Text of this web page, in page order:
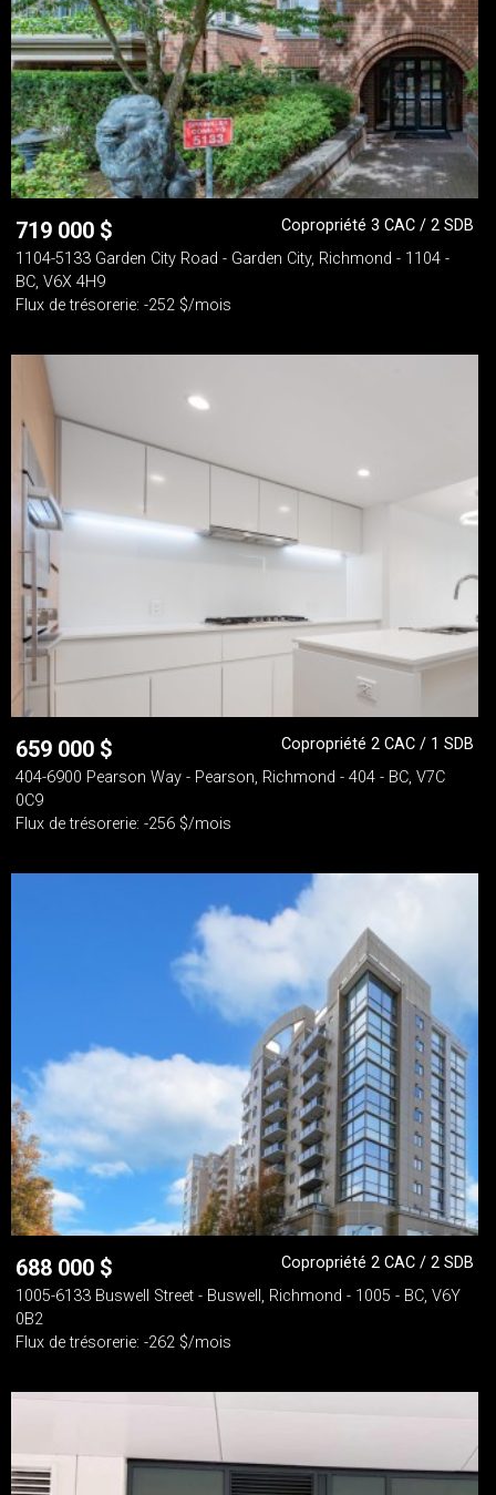
719 000 $
Copropriété 3 CAC / 2 SDB
1104-5133 Garden City Road - Garden City, Richmond - 1104 -
BC, V6X 4H9
Flux de trésorerie: -252 $/mois
659 000 $
Copropriété 2 CAC / 1 SDB
404-6900 Pearson Way - Pearson, Richmond - 404 - BC, V7C
0C9
Flux de trésorerie: -256 $/mois
688 000 $
Copropriété 2 CAC / 2 SDB
1005-6133 Buswell Street - Buswell, Richmond - 1005 - BC, V6Y
0B2
Flux de trésorerie: -262 $/mois